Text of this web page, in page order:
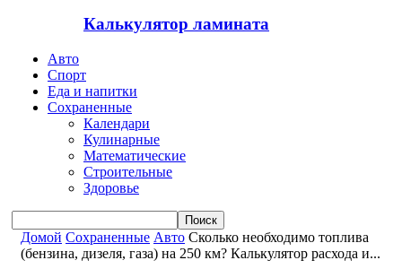
Калькулятор ламината
Авто
Спорт
Еда и напитки
Сохраненные
Календари
Кулинарные
Математические
Строительные
Здоровье
Домой Сохраненные Авто Сколько необходимо топлива
(бензина, дизеля, газа) на 250 км? Калькулятор расхода и...